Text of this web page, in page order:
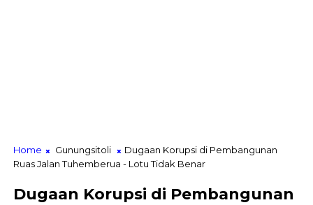
Home Gunungsitoli
Dugaan Korupsi di Pembangunan
Ruas Jalan Tuhemberua - Lotu Tidak Benar
Dugaan Korupsi di Pembangunan